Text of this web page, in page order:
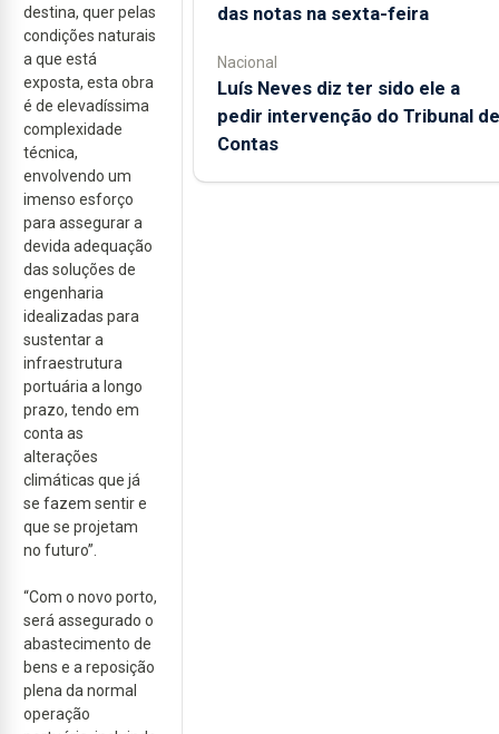
destina, quer pelas
condições naturais
a que está
exposta, esta obra
é de elevadíssima
complexidade
técnica,
envolvendo um
imenso esforço
para assegurar a
devida adequação
das soluções de
engenharia
idealizadas para
sustentar a
infraestrutura
portuária a longo
prazo, tendo em
conta as
alterações
climáticas que já
se fazem sentir e
que se projetam
no futuro”.
“Com o novo porto,
será assegurado o
abastecimento de
bens e a reposição
plena da normal
operação
das notas na sexta-feira
Nacional
Luís Neves diz ter sido ele a
pedir intervenção do Tribunal de
Contas